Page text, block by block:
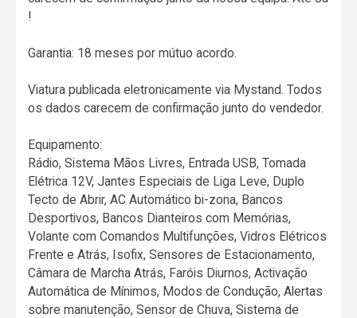
!
Garantia: 18 meses por mútuo acordo.
Viatura publicada eletronicamente via Mystand. Todos
os dados carecem de confirmação junto do vendedor.
Equipamento:
Rádio, Sistema Mãos Livres, Entrada USB, Tomada
Elétrica 12V, Jantes Especiais de Liga Leve, Duplo
Tecto de Abrir, AC Automático bi-zona, Bancos
Desportivos, Bancos Dianteiros com Memórias,
Volante com Comandos Multifunções, Vidros Elétricos
Frente e Atrás, Isofix, Sensores de Estacionamento,
Câmara de Marcha Atrás, Faróis Diurnos, Activação
Automática de Mínimos, Modos de Condução, Alertas
sobre manutenção, Sensor de Chuva, Sistema de